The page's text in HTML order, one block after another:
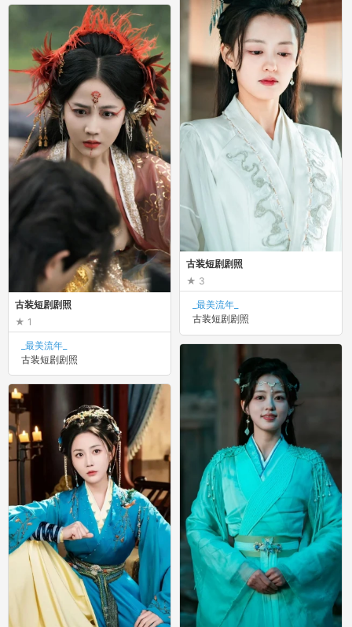
古装短剧剧照
3
_最美流年_
古装短剧剧照
古装短剧剧照
1
_最美流年_
古装短剧剧照